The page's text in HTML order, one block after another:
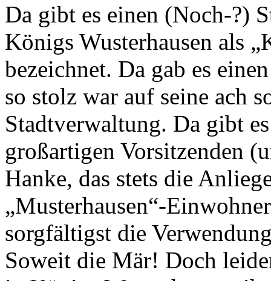
Da gibt es einen (Noch-?)
Königs Wusterhausen als
bezeichnet. Da gab es
so stolz war auf seine ach
Stadtverwaltung. Da gibt
großartigen Vorsitzenden
Hanke, das stets die
„Musterhausen“-
sorgfältigst die
Soweit die Mär! Doch